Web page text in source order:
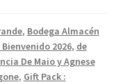
, Bodega Almacén
Bienvenido 2026, de
De Maio y Agnese
, Gift Pack :